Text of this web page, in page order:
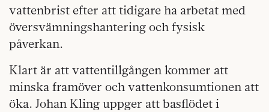
vattenbrist efter att tidigare ha arbetat med
översvämningshantering och fysisk
påverkan.
Klart är att vattentillgången kommer att
minska framöver och vattenkonsumtionen att
öka. Johan Kling uppger att basflödet i